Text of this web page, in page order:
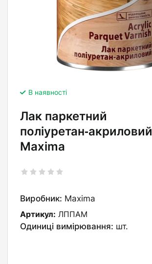
В наявності
Лак паркетний
поліуретан‑акриловий
Maxima
Виробник: Maxima
Артикул: ЛППАМ
Одиниці вимірювання: шт.